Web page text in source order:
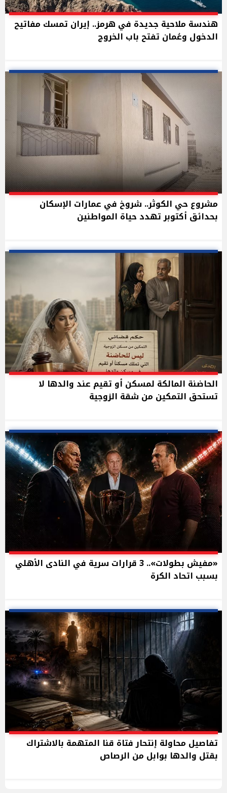
هندسة ملاحية جديدة في هرمز.. إيران تمسك مفاتيح
الدخول وعُمان تفتح باب الخروج
مشروع حي الكوثر.. شروخ في عمارات الإسكان
بحدائق أكتوبر تهدد حياة المواطنين
الحاضنة المالكة لمسكن أو تقيم عند والدها لا
تستحق التمكين من شقة الزوجية
«مفيش بطولات».. 3 قرارات سرية في النادى الأهلي
بسبب اتحاد الكرة
تفاصيل محاولة إنتحار فتاة قنا المتهمة بالاشتراك
بقتل والدها بوابل من الرصاص